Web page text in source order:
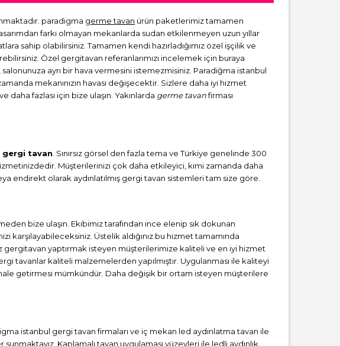
paradigma germe tavan ürün paketlerimiz tamamen
farkı olmayan mekanlarda sudan etkilenmeyen uzun yıllar
sahip olabilirsiniz. Tamamen kendi hazırladığımız özel işçilik ve
Özel gergitavan referanlarımızı incelemek için buraya
salonunuza ayrı bir hava vermesini istemezmisiniz. Paradiğma istanbul
mekanınızın havası değişecektir. Sizlere daha iyi hizmet
fazlası için bize ulaşın. Yakınlarda germe tavanfirması
gergi tavan . Sınırsız görsel den fazla tema ve Türkiye genelinde 300
Müşterilerinizi çok daha etkileyici, kimi zamanda daha
endirekt olarak aydınlatılmış gergi tavan sistemleri tam size göre.
bize ulaşın. Ekibimiz tarafından ince elenip sık dokunan
Üstelik aldığınız bu hizmet tamamında
gergitavan yaptırmak isteyen müşterilerimize kaliteli ve en iyi hizmet
tavanlar kaliteli malzemelerden yapılmıştır. Uygulanması ile kaliteyi
getirmesi mümkündür. Daha değişik bir ortam isteyen müşterilere
istanbul gergi tavan firmaları ve iç mekan led aydınlatma tavan ile
Kaplamalı tavan uygulaması yüzeyleri ile ledli aydınlık